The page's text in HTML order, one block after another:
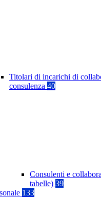
Titolari di incarichi di
consulenza 40
Consulenti e
tabelle) 39
133